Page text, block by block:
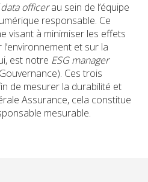
officerau sein de l’équipe
responsable. Ce
visant à minimiser les effets
et sur la
est notre ESG manager
Ces trois
de mesurer la durabilité et
Assurance, cela constitue
mesurable.